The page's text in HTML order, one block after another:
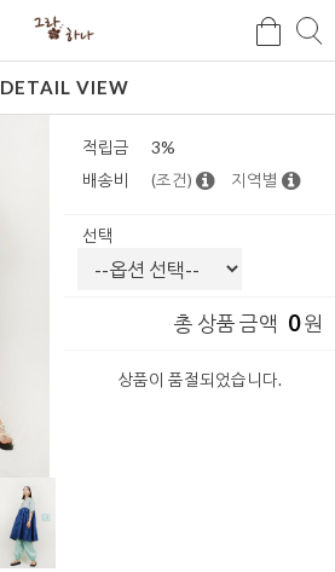
색
검
DETAIL VIEW
적립금
3%
배송비
(조건) 지역별
선택
총 상품 금액 0원
상품이 품절되었습니다.